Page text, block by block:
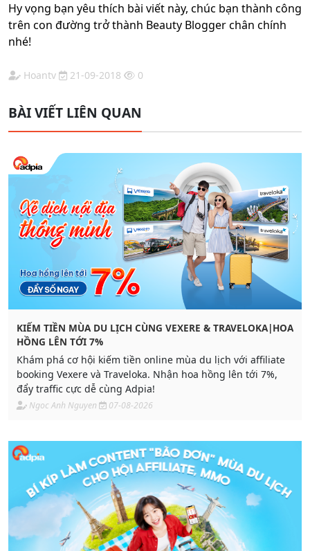
Hy vọng bạn yêu thích bài viết này, chúc bạn thành công
trên con đường trở thành Beauty Blogger chân chính
nhé!
Hoantv 21-09-2018 0
BÀI VIẾT LIÊN QUAN
KIẾM TIỀN MÙA DU LỊCH CÙNG VEXERE & TRAVELOKA|HOA
HỒNG LÊN TỚI 7%
Khám phá cơ hội kiếm tiền online mùa du lịch với affiliate
booking Vexere và Traveloka. Nhận hoa hồng lên tới 7%,
đẩy traffic cực dễ cùng Adpia!
Ngoc Anh Nguyen 07-08-2026